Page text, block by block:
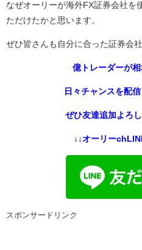
なぜオーリーが海外FX証券会社を
ただけたかと思います。
ぜひ皆さんも自分に合った証券会
億トレーダーが相
日々チャンスを配
ぜひ友達追加よろ
↓↓オーリー
スポンサードリンク